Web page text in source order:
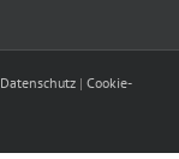
Datenschutz | Cookie-